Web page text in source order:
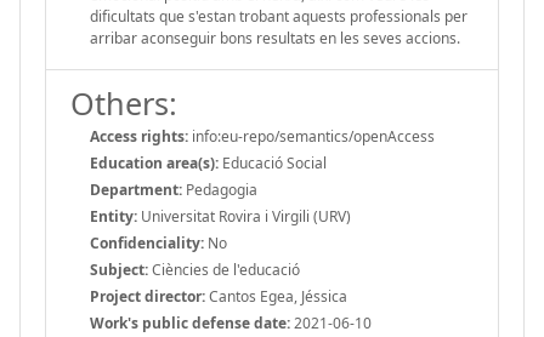
dificultats que s'estan trobant aquests professionals per
arribar aconseguir bons resultats en les seves accions.
Others:
Access rights: info:eu-repo/semantics/openAccess
Education area(s): Educació Social
Department: Pedagogia
Entity: Universitat Rovira i Virgili (URV)
Confidenciality: No
Subject:Ciències de l'educació
Project director:Cantos Egea, Jéssica
Work's public defense date:2021-06-10